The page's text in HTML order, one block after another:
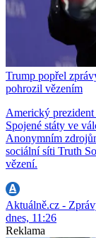
Trump popřel
pohrozil vězením
Americký
Spojené státy ve
Anonymním
sociální síti Truth
vězení.
Aktuálně.cz -
dnes, 11:26
Reklama